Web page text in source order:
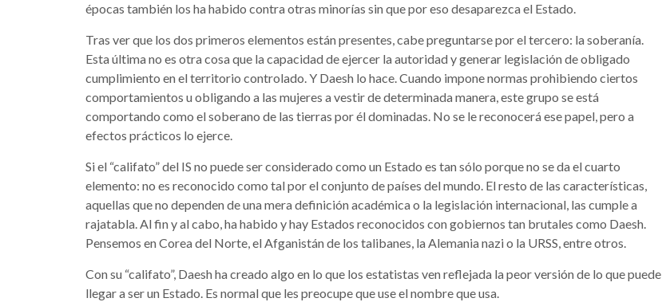
épocas también los ha habido contra otras minorías sin que por eso desaparezca el Estado.
Tras ver que los dos primeros elementos están presentes, cabe preguntarse por el tercero: la soberanía.
Esta última no es otra cosa que la capacidad de ejercer la autoridad y generar legislación de obligado
cumplimiento en el territorio controlado. Y Daesh lo hace. Cuando impone normas prohibiendo ciertos
comportamientos u obligando a las mujeres a vestir de determinada manera, este grupo se está
comportando como el soberano de las tierras por él dominadas. No se le reconocerá ese papel, pero a
efectos prácticos lo ejerce.
Si el “califato” del IS no puede ser considerado como un Estado es tan sólo porque no se da el cuarto
elemento: no es reconocido como tal por el conjunto de países del mundo. El resto de las características,
aquellas que no dependen de una mera definición académica o la legislación internacional, las cumple a
rajatabla. Al fin y al cabo, ha habido y hay Estados reconocidos con gobiernos tan brutales como Daesh.
Pensemos en Corea del Norte, el Afganistán de los talibanes, la Alemania nazi o la URSS, entre otros.
Con su “califato”, Daesh ha creado algo en lo que los estatistas ven reflejada la peor versión de lo que puede
llegar a ser un Estado. Es normal que les preocupe que use el nombre que usa.